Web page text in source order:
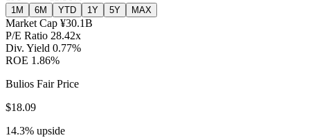
1M 6M YTD 1Y 5Y MAX
Market Cap ¥30.1B
P/E Ratio 28.42x
Div. Yield 0.77%
ROE 1.86%
Bulios Fair Price
$18.09
14.3% upside